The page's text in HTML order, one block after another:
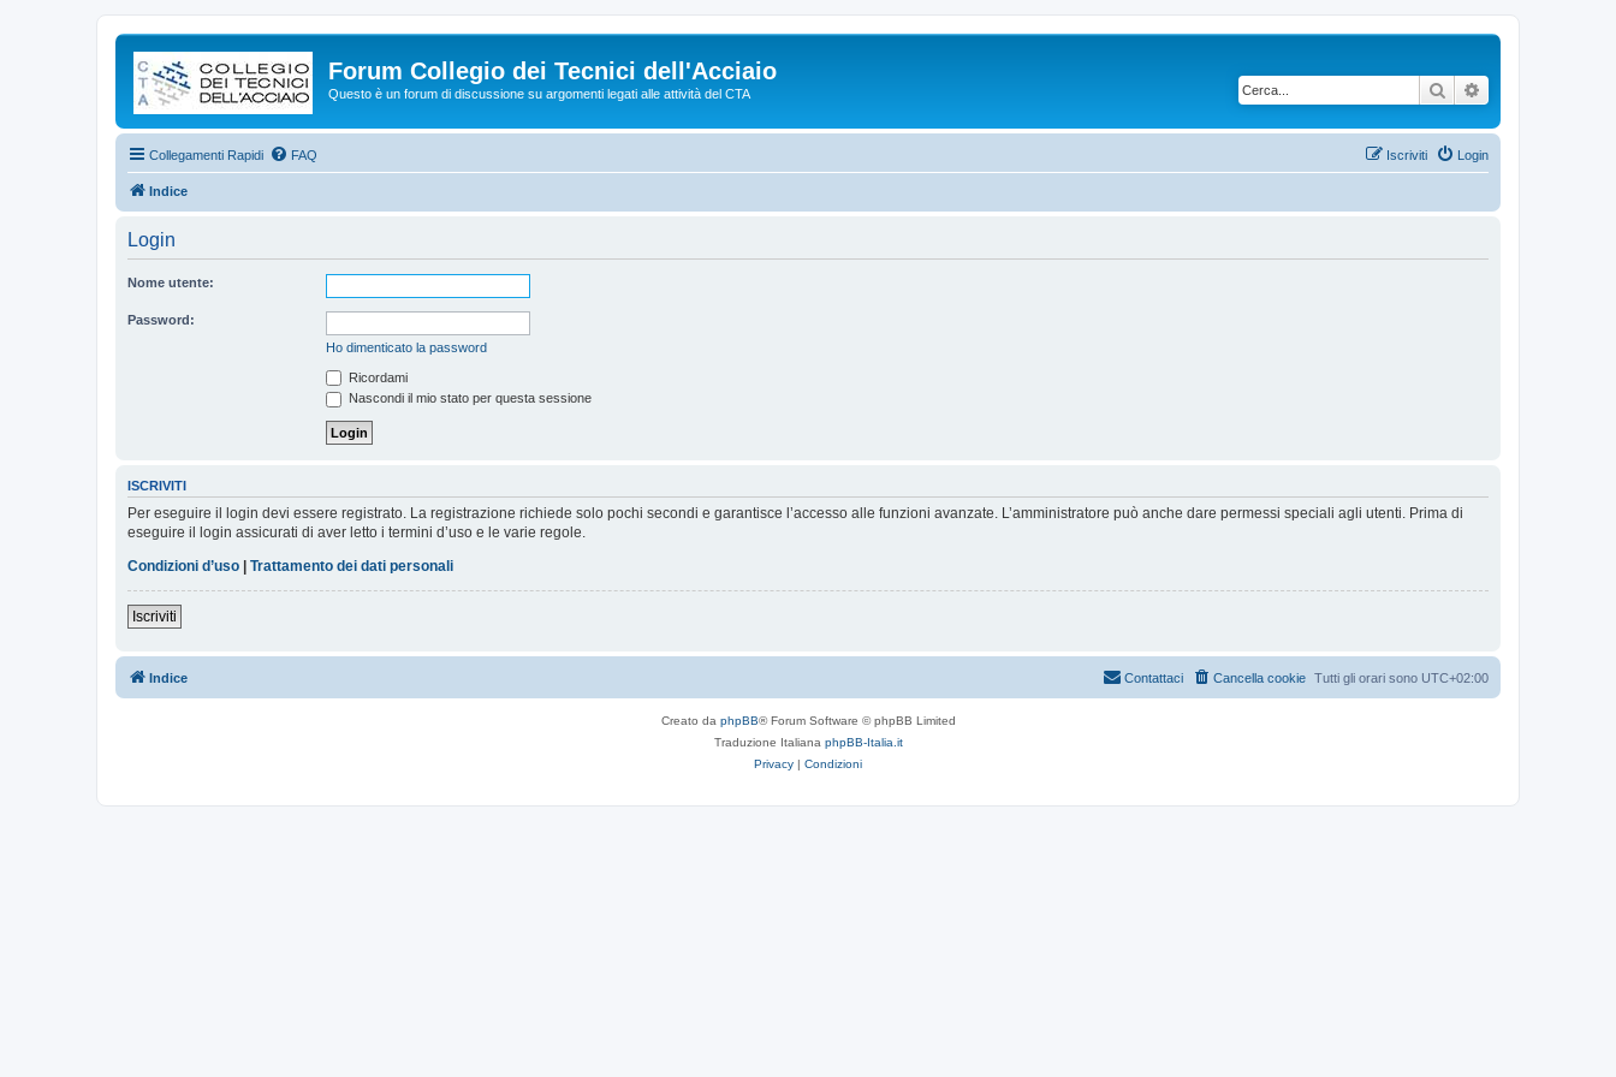
Forum Collegio dei Tecnici dell'Acciaio
Questo è un forum di discussione su argomenti legati alle attività del CTA Cerca
Collegamenti Rapidi FAQ Login
Iscriviti
Indice
Login
Nome utente:
Password:
Ho dimenticato la password
Ricordami
Nascondi il mio stato per questa sessione
ISCRIVITI
Per eseguire il login devi essere registrato. La registrazione richiede solo pochi secondi e garantisce l’accesso alle funzioni avanzate. L’amministratore può anche dare permessi speciali agli utenti. Prima di
eseguire il login assicurati di aver letto i termini d’uso e le varie regole.
Condizioni d’uso
Trattamento dei dati personali
Iscriviti
Indice Tutti gli orari sono UTC+02:00
Cancella cookie
Contattaci
Creato da phpBB® Forum Software © phpBB Limited
Traduzione Italiana phpBB-Italia.it
Privacy | Condizioni